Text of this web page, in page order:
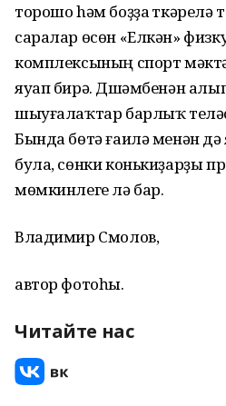
торошо hәм боҙҙа үткәрелә
саралар өсөн «Елкән»
комплексының спорт
яуап бирә. Дүшәмбенән
шыуғалаҡтар барлыҡ
Бында бөтә ғаилә менән дә
була, сөнки конькиҙарҙы
мөмкинлеге лә бар.
Владимир Смолов,
автор фотоһы.
Читайте нас